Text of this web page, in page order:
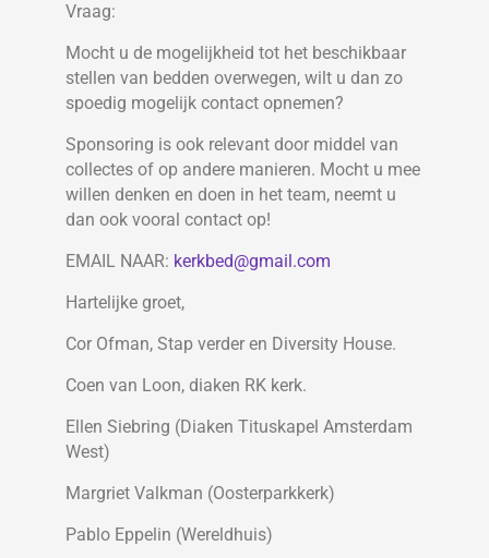
Vraag:
Mocht u de mogelijkheid tot het beschikbaar
stellen van bedden overwegen, wilt u dan zo
spoedig mogelijk contact opnemen?
Sponsoring is ook relevant door middel van
collectes of op andere manieren. Mocht u mee
willen denken en doen in het team, neemt u
dan ook vooral contact op!
EMAIL NAAR: kerkbed@gmail.com
Hartelijke groet,
Cor Ofman, Stap verder en Diversity House.
Coen van Loon, diaken RK kerk.
Ellen Siebring (Diaken Tituskapel Amsterdam
West)
Margriet Valkman (Oosterparkkerk)
Pablo Eppelin (Wereldhuis)